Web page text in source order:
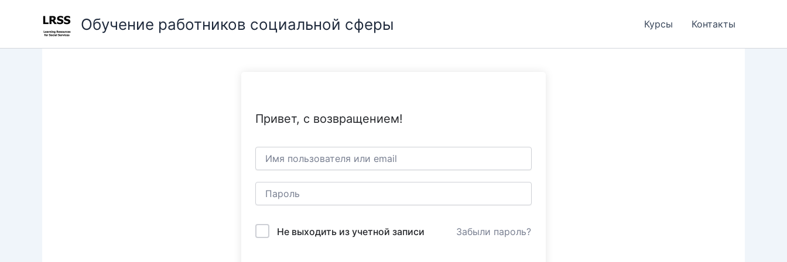
содержимому
Обучение работников социальной сферы Курсы Контакты
Привет, с возвращением!
Не выходить из учетной записи Забыли пароль?